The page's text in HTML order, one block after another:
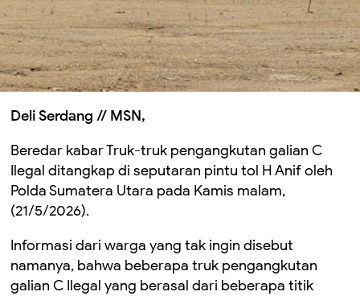
Deli Serdang // MSN,
Beredar kabar Truk-truk pengangkutan galian C
Ilegal ditangkap di seputaran pintu tol H Anif oleh
Polda Sumatera Utara pada Kamis malam,
(21/5/2026).
Informasi dari warga yang tak ingin disebut
namanya, bahwa beberapa truk pengangkutan
galian C Ilegal yang berasal dari beberapa titik